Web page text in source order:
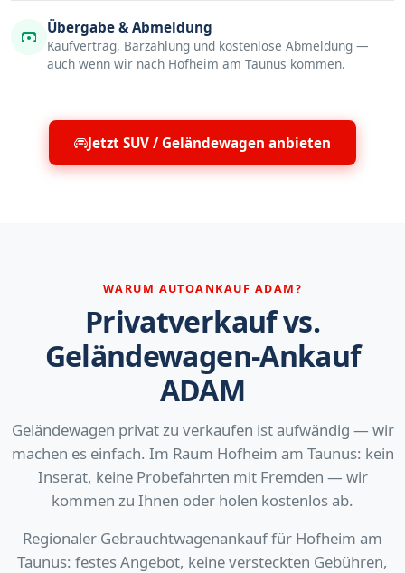
Übergabe & Abmeldung
Kaufvertrag, Barzahlung und kostenlose Abmeldung —
auch wenn wir nach Hofheim am Taunus kommen.
Jetzt SUV / Geländewagen anbieten
WARUM AUTOANKAUF ADAM?
Privatverkauf vs.
Geländewagen-Ankauf
ADAM
Geländewagen privat zu verkaufen ist aufwändig — wir
machen es einfach. Im Raum Hofheim am Taunus: kein
Inserat, keine Probefahrten mit Fremden — wir
kommen zu Ihnen oder holen kostenlos ab.
Regionaler Gebrauchtwagenankauf für Hofheim am
Taunus: festes Angebot, keine versteckten Gebühren,